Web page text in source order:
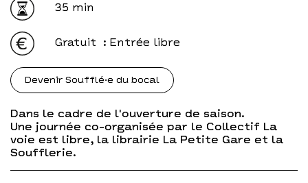
35 min
Gratuit : Entrée libre
Devenir Soufflé·e du bocal
Dans le cadre de l'ouverture de saison.
Une journée co-organisée par le Collectif La
voie est libre, la librairie La Petite Gare et la
Soufflerie.